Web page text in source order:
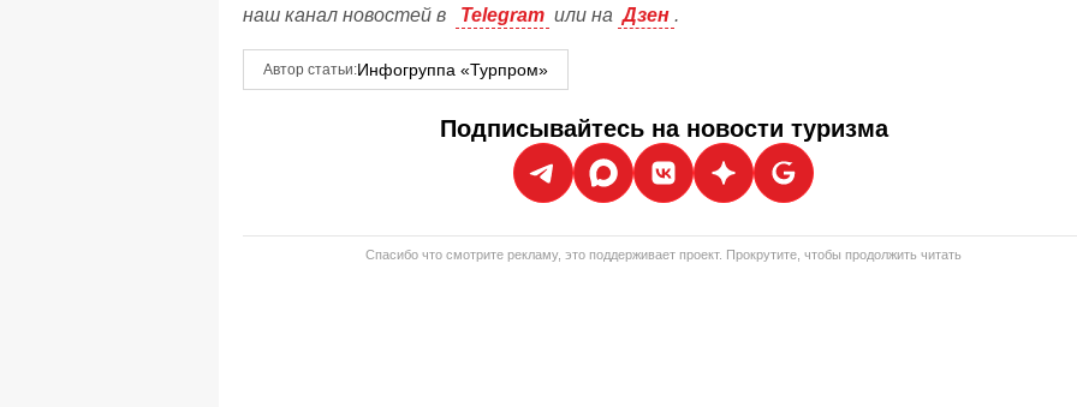
наш канал новостей в
Telegram или на Дзен .
Автор статьи:Инфогруппа «Турпром»
Подписывайтесь на новости туризма
Спасибо что смотрите рекламу, это поддерживает проект. Прокрутите, чтобы продолжить читать